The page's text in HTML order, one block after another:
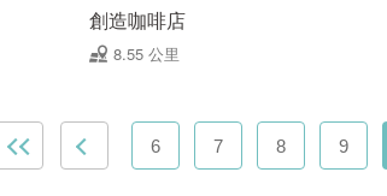
創造咖啡店
8.55 公里
6 7 8 9